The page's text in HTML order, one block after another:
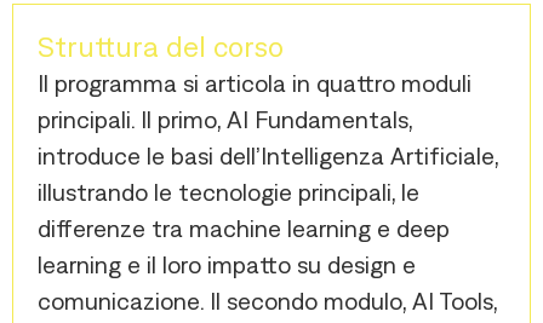
Struttura del corso
Il programma si articola in quattro moduli
principali. Il primo, AI Fundamentals,
introduce le basi dell’Intelligenza Artificiale,
illustrando le tecnologie principali, le
differenze tra machine learning e deep
learning e il loro impatto su design e
comunicazione. Il secondo modulo, AI Tools,